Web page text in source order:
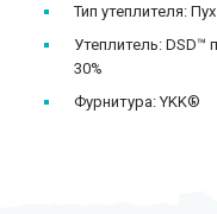
Тип утеплителя: Пух
Утеплитель: DSD™
30%
Фурнитура: YKK®